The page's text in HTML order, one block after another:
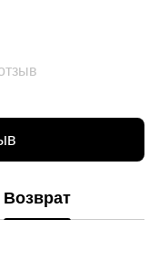
Возврат